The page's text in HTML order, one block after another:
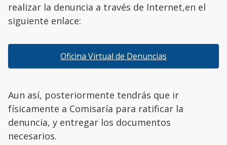
realizar la denuncia a través de Internet,en el
siguiente enlace:
Oficina Virtual de Denuncias
Aun así, posteriormente tendrás que ir
físicamente a Comisaría para ratificar la
denuncia, y entregar los documentos
necesarios.